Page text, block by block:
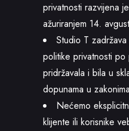
privatnosti razvijena
ažuriranjem 14.
Studio T
politike privatnosti
pridržavala i bila u
dopunama u
Nećemo
klijente ili korisnike